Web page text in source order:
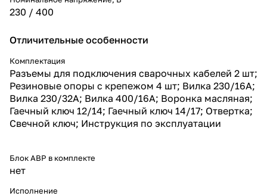
230 / 400
Отличительные особенности
Комплектация
Разъемы для подключения сварочных кабелей 2 шт;
Резиновые опоры с крепежом 4 шт; Вилка 230/16А;
Вилка 230/32А; Вилка 400/16А; Воронка масляная;
Гаечный ключ 12/14; Гаечный ключ 14/17; Отвертка;
Свечной ключ; Инструкция по эксплуатации
Блок АВР в комплекте
нет
Исполнение